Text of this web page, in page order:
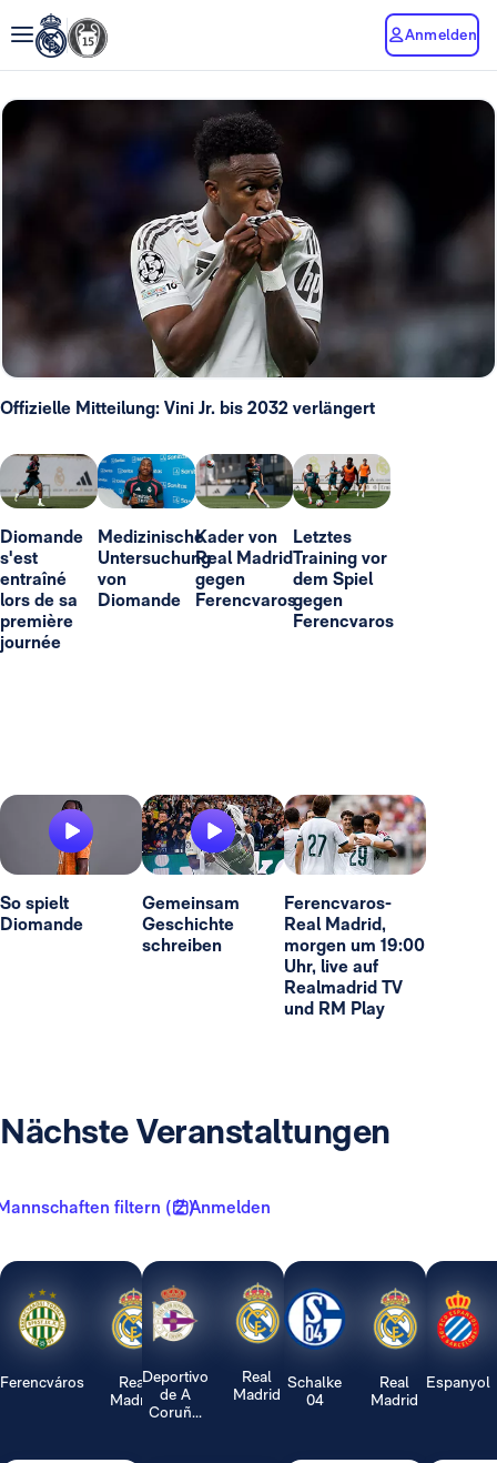
Anmelden
Offizielle Mitteilung: Vini Jr. bis 2032 verlängert
Diomande
s'est
entraîné
lors de sa
première
journée
Medizinische
Untersuchung
von
Diomande
Kader von
Real Madrid
gegen
Ferencvaros
Letztes
Training vor
dem Spiel
gegen
Ferencvaros
So spielt
Diomande
Gemeinsam
Geschichte
schreiben
Ferencvaros-
Real Madrid,
morgen um 19:00
Uhr, live auf
Realmadrid TV
und RM Play
Nächste Veranstaltungen
filtern ( 2 )Anmelden
Ferencváros
Real
Madrid
Deportivo
de A
Coruñ...
Real
Madrid
Schalke
04
Real
Madrid
Espanyol